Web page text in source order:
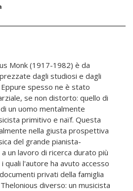
Monk (1917-1982) è da
dagli studiosi e dagli
spesso ne è stato
se non distorto: quello di
un uomo mentalmente
primitivo e naïf. Questa
nella giusta prospettiva
del grande pianista-
un lavoro di ricerca durato più
quali l'autore ha avuto accesso
privati della famiglia
diverso: un musicista